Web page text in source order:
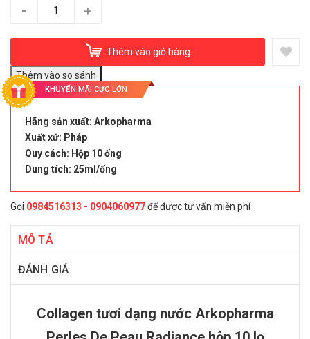
- +
Thêm vào giỏ hàng
KHUYẾN MÃI CỰC LỚN
Hãng sản xuất: Arkopharma
Xuất xứ: Pháp
Quy cách: Hộp 10 ống
Dung tích: 25ml/ống
Gọi 0984516313 - 0904060977để được tư vấn miễn phí
MÔ TẢ
ĐÁNH GIÁ
Collagen tươi dạng nước Arkopharma